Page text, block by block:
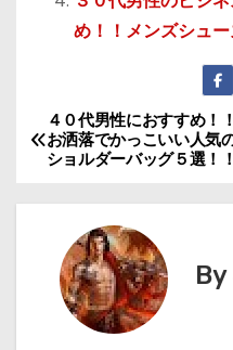
め！！メンズシュー
投
稿
ビ
ゲ
４０代男性におすすめ！！
お洒落でかっこいい人気
ショルダーバッグ５選！！
By